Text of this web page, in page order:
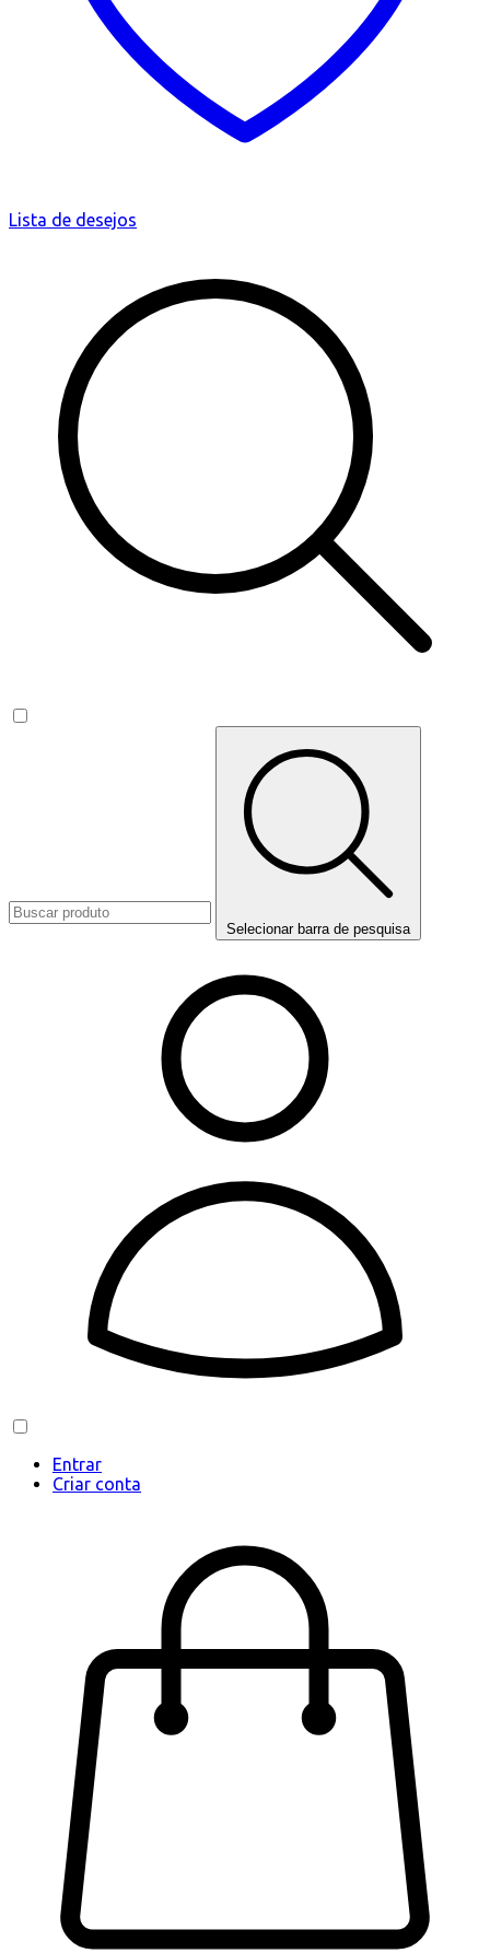
Lista de desejos
Selecionar barra de pesquisa
Entrar
Criar conta